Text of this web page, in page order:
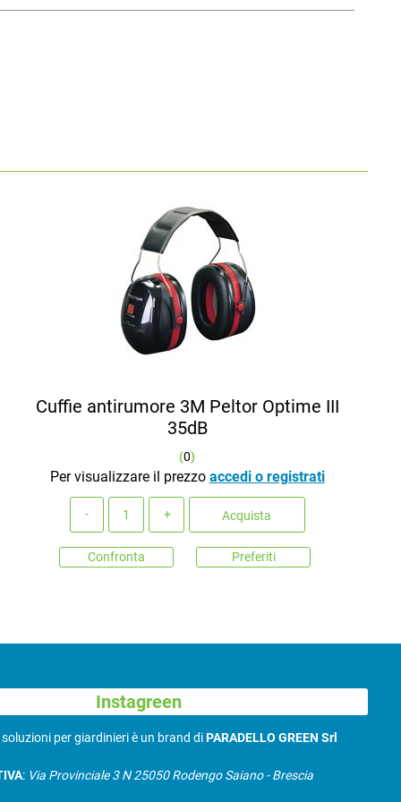
Cuffie antirumore 3M Peltor Optime III
35dB
(0)
Per visualizzare il prezzo accedi o registrati
Acquista
Confronta Preferiti
Instagreen
soluzioni per giardinieri è un brand diPARADELLO GREEN Srl
: Via Provinciale 3 N 25050 Rodengo Saiano - Brescia